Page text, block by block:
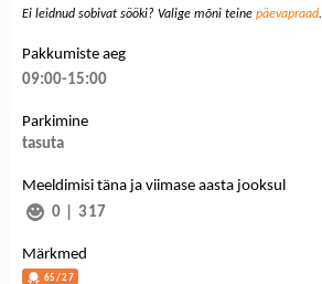
Ei leidnud sobivat sööki? Valige mõni teine päevapraad.
Pakkumiste aeg
09:00-15:00
Parkimine
tasuta
Meeldimisi täna ja viimase aasta jooksul
0
317
Märkmed
65/27